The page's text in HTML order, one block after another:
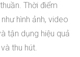
Thời điểm
hình ảnh, video
tận dụng hiệu quả
thu hút.